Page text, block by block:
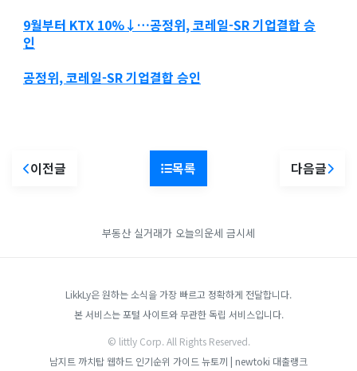
9월부터 KTX 10%↓…공정위,코레일-SR 기업결합 승
인
공정위,코레일-SR 기업결합 승인
이전글 목록 다음글
부동산 실거래가 오늘의운세 금시세
LikkLy은 원하는 소식을 가장 빠르고 정확하게 전달합니다.
본 서비스는 포털 사이트와 무관한 독립 서비스입니다.
© littly Corp. All Rights Reserved.
남지트 까치탑웹하드 인기순위 가이드 뉴토끼 | newtoki 대출랭크